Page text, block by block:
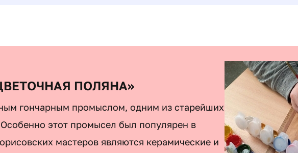
ПОЛЯНА»
гончарным промыслом, одним из старейших
этот промысел был популярен в
мастеров являются керамические и